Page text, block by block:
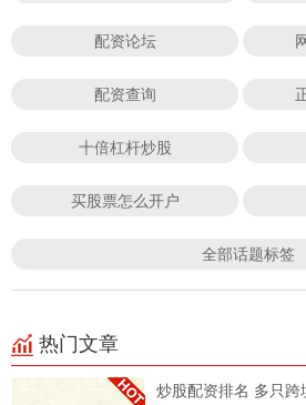
配资论坛
配资查询
十倍杠杆炒股
买股票怎么开户
全部话题标签
热门文章
炒股配资排名 多只跨